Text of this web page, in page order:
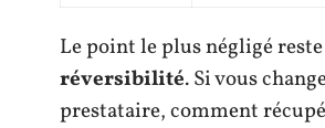
Le point le plus négligé
réversibilité. Si vous
prestataire, comment